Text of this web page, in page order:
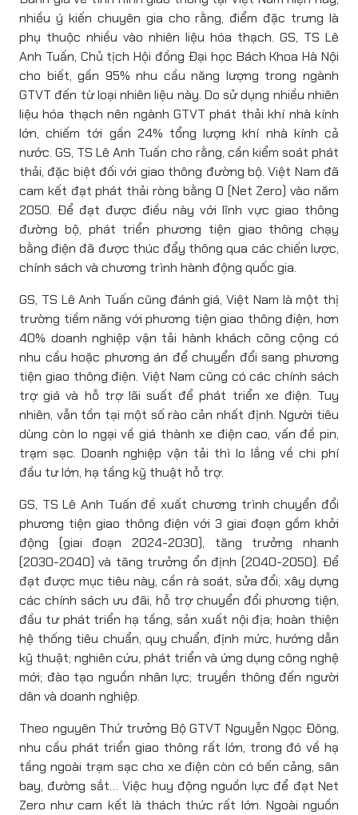
nhiều ý kiến chuyên gia cho rằng, điểm đặc trưng là
phụ thuộc nhiều vào nhiên liệu hóa thạch. GS, TS Lê
Anh Tuấn, Chủ tịch Hội đồng Đại học Bách Khoa Hà Nội
cho biết, gần 95% nhu cầu năng lượng trong ngành
GTVT đến từ loại nhiên liệu này. Do sử dụng nhiều nhiên
liệu hóa thạch nên ngành GTVT phát thải khí nhà kính
lớn, chiếm tới gần 24% tổng lượng khí nhà kính cả
nước. GS, TS Lê Anh Tuấn cho rằng, cần kiểm soát phát
thải, đặc biệt đối với giao thông đường bộ. Việt Nam đã
cam kết đạt phát thải ròng bằng 0 (Net Zero) vào năm
2050. Để đạt được điều này với lĩnh vực giao thông
đường bộ, phát triển phương tiện giao thông chạy
bằng điện đã được thúc đẩy thông qua các chiến lược,
chính sách và chương trình hành động quốc gia.
GS, TS Lê Anh Tuấn cũng đánh giá, Việt Nam là một thị
trường tiềm năng với phương tiện giao thông điện, hơn
40% doanh nghiệp vận tải hành khách công cộng có
nhu cầu hoặc phương án để chuyển đổi sang phương
tiện giao thông điện. Việt Nam cũng có các chính sách
trợ giá và hỗ trợ lãi suất để phát triển xe điện. Tuy
nhiên, vẫn tồn tại một số rào cản nhất định. Người tiêu
dùng còn lo ngại về giá thành xe điện cao, vấn đề pin,
trạm sạc. Doanh nghiệp vận tải thì lo lắng về chi phí
đầu tư lớn, hạ tầng kỹ thuật hỗ trợ.
GS, TS Lê Anh Tuấn đề xuất chương trình chuyển đổi
phương tiện giao thông điện với 3 giai đoạn gồm khởi
động (giai đoạn 2024-2030), tăng trưởng nhanh
(2030-2040) và tăng trưởng ổn định (2040-2050). Để
đạt được mục tiêu này, cần rà soát, sửa đổi, xây dựng
các chính sách ưu đãi, hỗ trợ chuyển đổi phương tiện,
đầu tư phát triển hạ tầng, sản xuất nội địa; hoàn thiện
hệ thống tiêu chuẩn, quy chuẩn, định mức, hướng dẫn
kỹ thuật; nghiên cứu, phát triển và ứng dụng công nghệ
mới; đào tạo nguồn nhân lực; truyền thông đến người
dân và doanh nghiệp.
Theo nguyên Thứ trưởng Bộ GTVT Nguyễn Ngọc Đông,
nhu cầu phát triển giao thông rất lớn, trong đó về hạ
tầng ngoài trạm sạc cho xe điện còn có bến cảng, sân
bay, đường sắt… Việc huy động nguồn lực để đạt Net
Zero như cam kết là thách thức rất lớn. Ngoài nguồn